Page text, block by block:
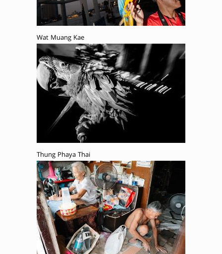
Wat Muang Kae
Thung Phaya Thai